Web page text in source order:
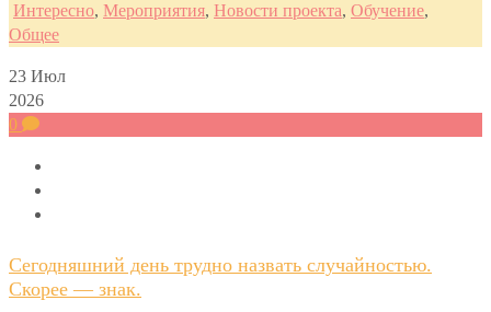
Интересно, Мероприятия, Новости проекта, Обучение,
Общее
23 Июл
2026
0
Сегодняшний день трудно назвать случайностью.
Скорее — знак.